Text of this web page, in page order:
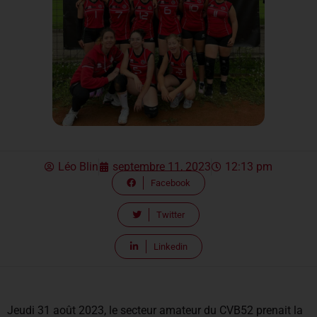
Léo Blin septembre 11, 2023 12:13 pm
Facebook
Twitter
Linkedin
Jeudi 31 août 2023, le secteur amateur du CVB52 prenait la